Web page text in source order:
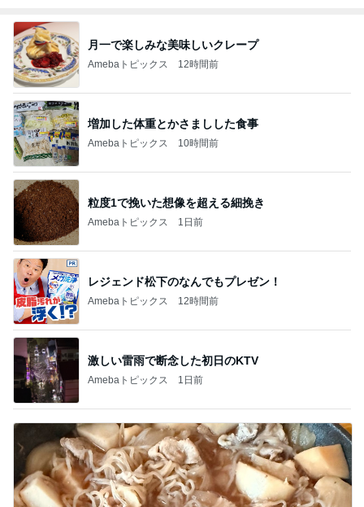
月一で楽しみな美味しいクレープ
Amebaトピックス 12時間前
増加した体重とかさましした食事
Amebaトピックス 10時間前
粒度1で挽いた想像を超える細挽き
Amebaトピックス 1日前
レジェンド松下のなんでもプレゼン！
Amebaトピックス 12時間前
激しい雷雨で断念した初日のKTV
Amebaトピックス 1日前